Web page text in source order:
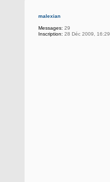
malexian
Messages: 29
Inscription: 28 Déc 2009, 16:29